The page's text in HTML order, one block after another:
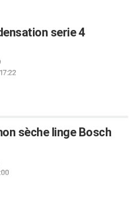
serie 4
sèche linge Bosch